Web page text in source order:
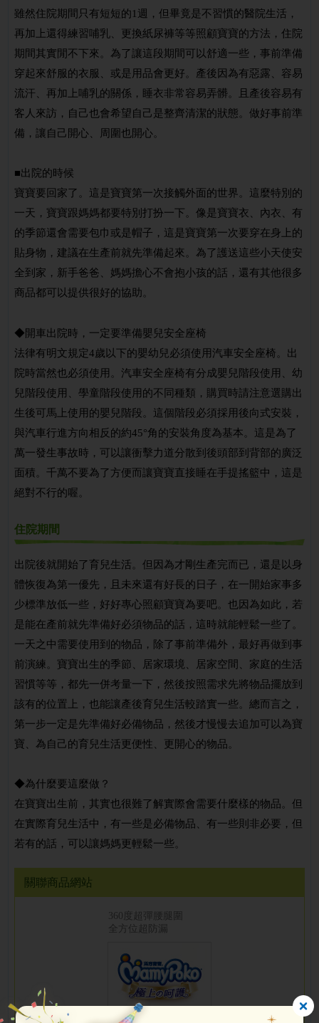
雖然住院期間只有短短的1週，但畢竟是不習慣的醫院生活，
再加上還得練習哺乳、更換紙尿褲等等照顧寶寶的方法，住院
期間其實閒不下來。為了讓這段期間可以舒適一些，事前準備
穿起來舒服的衣服、或是用品會更好。產後因為有惡露、容易
流汗、再加上哺乳的關係，睡衣非常容易弄髒。且產後容易有
客人來訪，自己也會希望自己是整齊清潔的狀態。做好事前準
備，讓自己開心、周圍也開心。
■出院的時候
寶寶要回家了。這是寶寶第一次接觸外面的世界。這麼特別的
一天，寶寶跟媽媽都要特別打扮一下。像是寶寶衣、內衣、有
的季節還會需要包巾或是帽子，這是寶寶第一次要穿在身上的
貼身物，建議在生產前就先準備起來。為了護送這些小天使安
全到家，新手爸爸、媽媽擔心不會抱小孩的話，還有其他很多
商品都可以提供很好的協助。
◆開車出院時，一定要準備嬰兒安全座椅
法律有明文規定4歲以下的嬰幼兒必須使用汽車安全座椅。出
院時當然也必須使用。汽車安全座椅有分成嬰兒階段使用、幼
兒階段使用、學童階段使用的不同種類，購買時請注意選購出
生後可馬上使用的嬰兒階段。這個階段必須採用後向式安裝，
與汽車行進方向相反的約45°角的安裝角度為基本。這是為了
萬一發生事故時，可以讓衝擊力道分散到後頭部到背部的廣泛
面積。千萬不要為了方便而讓寶寶直接睡在手提搖籃中，這是
絕對不行的喔。
住院期間
出院後就開始了育兒生活。但因為才剛生產完而已，還是以身
體恢復為第一優先，且未來還有好長的日子，在一開始家事多
少標準放低一些，好好專心照顧寶寶為要吧。也因為如此，若
是能在產前就先準備好必須物品的話，這時就能輕鬆一些了。
一天之中需要使用到的物品，除了事前準備外，最好再做到事
前演練。寶寶出生的季節、居家環境、居家空間、家庭的生活
習慣等等，都先一併考量一下，然後按照需求先將物品擺放到
該有的位置上，也能讓產後育兒生活較踏實一些。總而言之，
第一步一定是先準備好必備物品，然後才慢慢去追加可以為寶
寶、為自己的育兒生活更便性、更開心的物品。
◆為什麼要這麼做？
在寶寶出生前，其實也很難了解實際會需要什麼樣的物品。但
在實際育兒生活中，有一些是必備物品、有一些則非必要，但
若有的話，可以讓媽媽更輕鬆一些。
關聯商品網站
360度超彈腰腿圍
全方位超防漏